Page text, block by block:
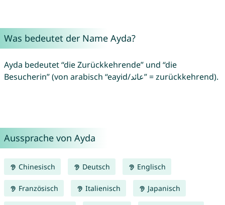
Was bedeutet der Name Ayda?
Ayda bedeutet “die Zurückkehrende” und “die
Besucherin” (von arabisch “eayid/عائد” = zurückkehrend).
Aussprache von Ayda
Chinesisch Deutsch Englisch
Französisch Italienisch Japanisch